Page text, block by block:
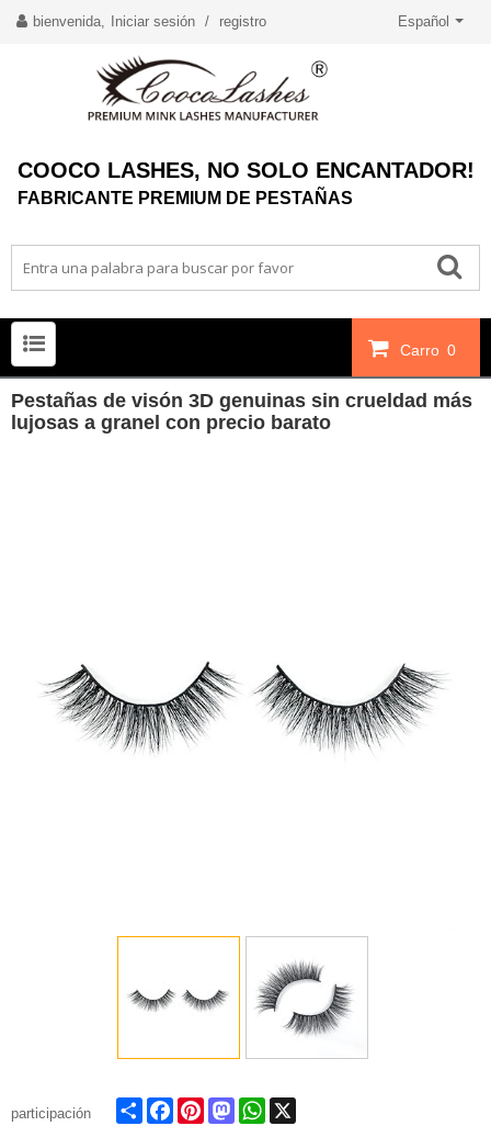
bienvenida, Iniciar sesión / registro Español
COOCO LASHES, NO SOLO ENCANTADOR!
FABRICANTE PREMIUM DE PESTAÑAS
Carro 0
Pestañas de visón 3D genuinas sin crueldad más
lujosas a granel con precio barato
participación Share FacebookPinterestMastodonWhatsApp